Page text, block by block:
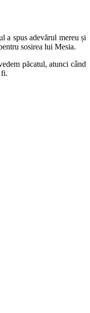
a spus adevărul mereu și
sosirea lui Mesia.
păcatul, atunci când
fi.